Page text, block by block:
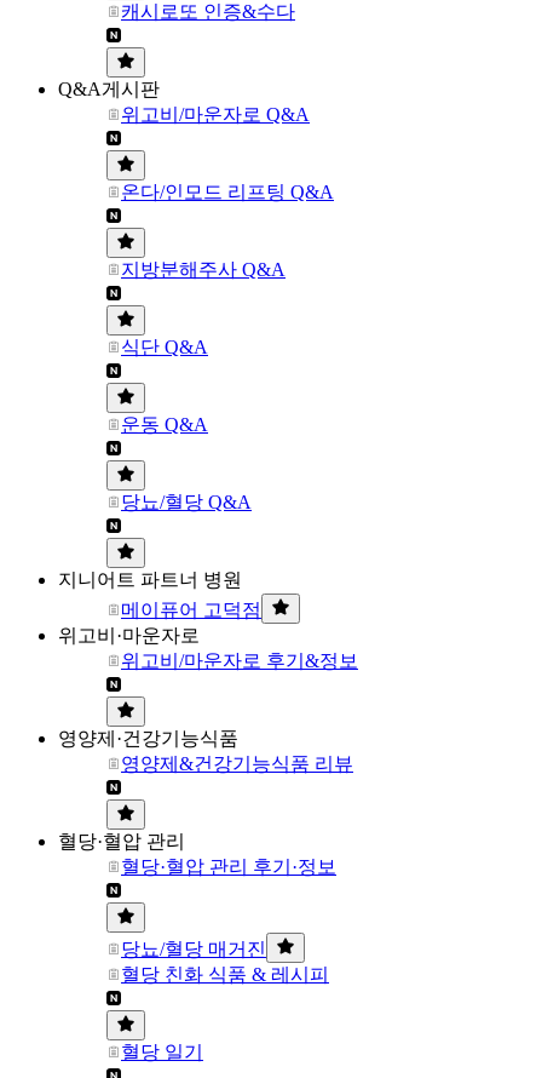
캐시로또 인증&수다
Q&A게시판
위고비/마운자로 Q&A
온다/인모드 리프팅 Q&A
지방분해주사 Q&A
식단 Q&A
운동 Q&A
당뇨/혈당 Q&A
지니어트 파트너 병원
메이퓨어 고덕점
위고비·마운자로
위고비/마운자로 후기&정보
영양제·건강기능식품
영양제&건강기능식품 리뷰
혈당·혈압 관리
혈당·혈압 관리 후기·정보
당뇨/혈당 매거진
혈당 친화 식품 & 레시피
혈당 일기